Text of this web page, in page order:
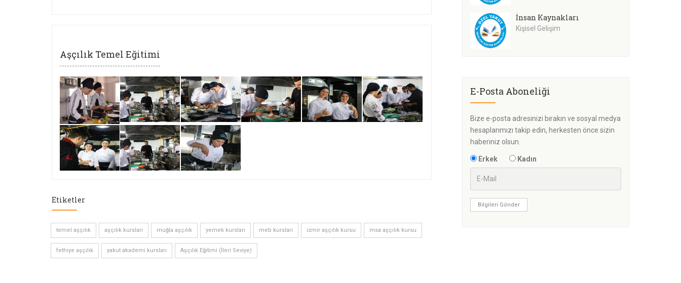
Aşçılık Temel Eğitimi
Etiketler
temel aşçılık aşçılık kursları muğla aşçılık yemek kursları meb kursları izmir aşçılık kursu msa aşçılık kursu
fethiye aşçılık yakut akademi kursları Aşçılık Eğitimi (İleri Seviye)
İnsan Kaynakları
Kişisel Gelişim
E-Posta Aboneliği
Bize e-posta adresinizi bırakın ve sosyal medya
hesaplarımızı takip edin, herkesten önce sizin
haberiniz olsun.
Erkek Kadın
Bilgileri Gönder